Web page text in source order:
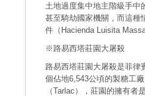
土地過度集中地主階級手中
甚至騎劫國家機關，而這
件（Hacienda Luisita
※路易西塔莊園大屠殺
路易西塔莊園大屠殺是菲律
個佔地6,543公頃的製糖工
（Tarlac），莊園的擁有